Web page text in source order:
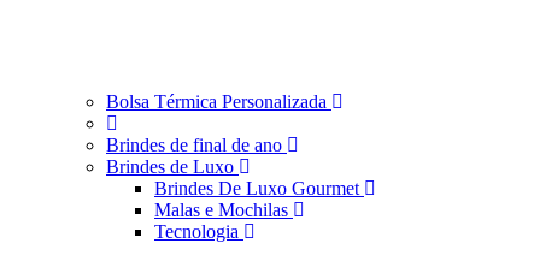
Bolsa Térmica Personalizada
Brindes de final de ano
Brindes de Luxo
Brindes De Luxo Gourmet
Malas e Mochilas
Tecnologia